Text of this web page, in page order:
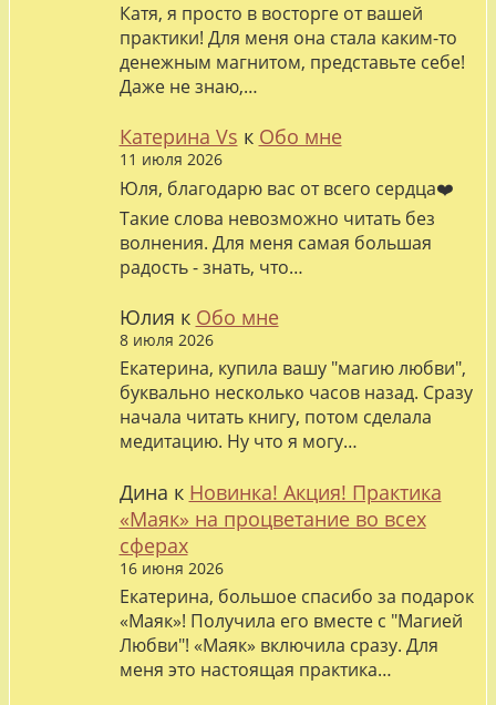
Катя, я просто в восторге от вашей
практики! Для меня она стала каким-то
денежным магнитом, представьте себе!
Даже не знаю,…
Катерина Vs к Обо мне
11 июля 2026
Юля, благодарю вас от всего сердца❤️
Такие слова невозможно читать без
волнения. Для меня самая большая
радость - знать, что…
Юлия к Обо мне
8 июля 2026
Екатерина, купила вашу "магию любви",
буквально несколько часов назад. Сразу
начала читать книгу, потом сделала
медитацию. Ну что я могу…
Дина к Новинка! Акция! Практика
«Маяк» на процветание во всех
сферах
16 июня 2026
Екатерина, большое спасибо за подарок
«Маяк»! Получила его вместе с "Магией
Любви"! «Маяк» включила сразу. Для
меня это настоящая практика…